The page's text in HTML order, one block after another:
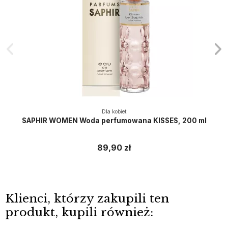
Dla kobiet
SAPHIR WOMEN Woda perfumowana KISSES, 200 ml
89,90 zł
Klienci, którzy zakupili ten
produkt, kupili również: